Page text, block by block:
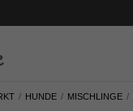
HUNDE MISCHLINGE